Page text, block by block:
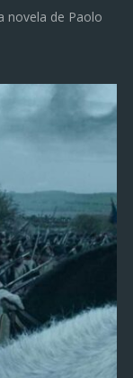
novela de Paolo